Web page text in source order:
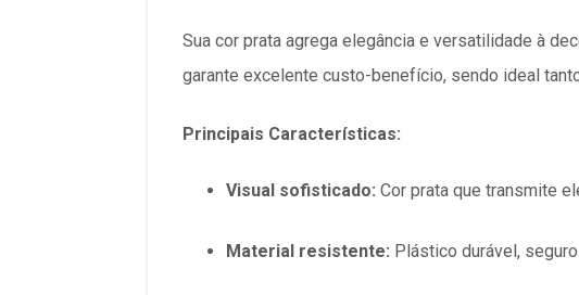
Sua cor prata agrega elegância e versatilidade à
garante excelente custo-benefício, sendo ideal
Principais Características:
Visual sofisticado: Cor prata que transmite
Material resistente: Plástico durável,